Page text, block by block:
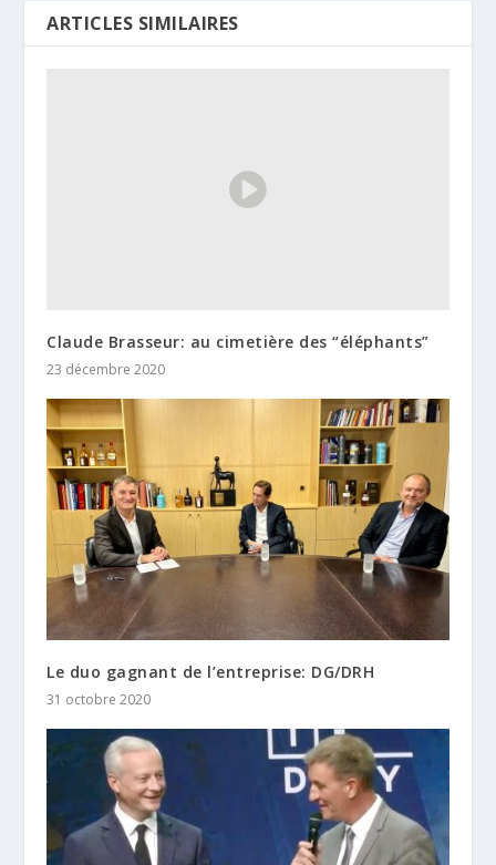
ARTICLES SIMILAIRES
Claude Brasseur: au cimetière des “éléphants”
23 décembre 2020
Le duo gagnant de l’entreprise: DG/DRH
31 octobre 2020